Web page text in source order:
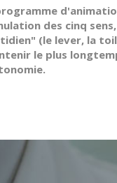
des cinq
(le lever, la
le plus